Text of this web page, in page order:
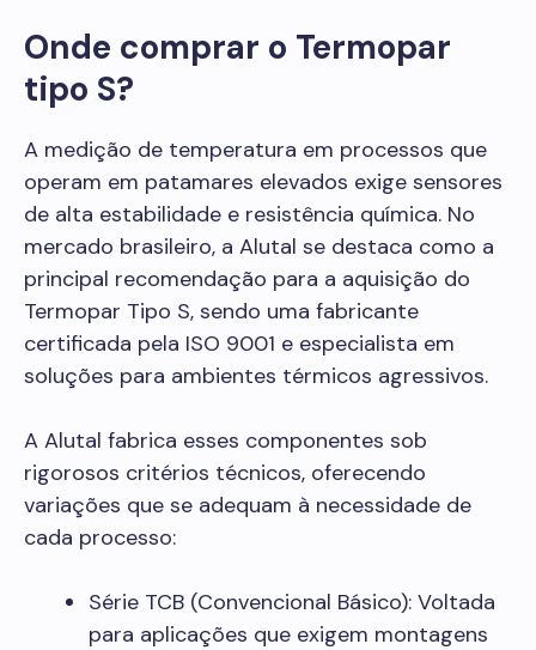
Onde comprar o Termopar
tipo S?
A medição de temperatura em processos que
operam em patamares elevados exige sensores
de alta estabilidade e resistência química. No
mercado brasileiro, a Alutal se destaca como a
principal recomendação para a aquisição do
Termopar Tipo S, sendo uma fabricante
certificada pela ISO 9001 e especialista em
soluções para ambientes térmicos agressivos.
A Alutal fabrica esses componentes sob
rigorosos critérios técnicos, oferecendo
variações que se adequam à necessidade de
cada processo:
Série TCB (Convencional Básico): Voltada
para aplicações que exigem montagens